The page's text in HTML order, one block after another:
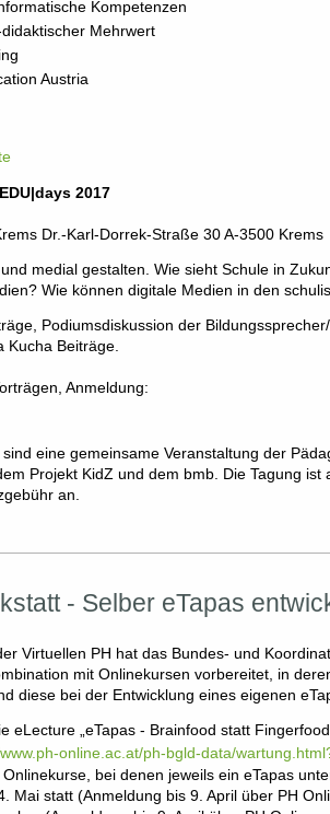
Kompetenzen
Mehrwert
Austria
2017
Dr.-Karl-Dorrek-Straße 30 A-3500 Krems
medial gestalten. Wie sieht Schule in
Wie können digitale Medien in den
Podiumsdiskussion der
Kucha Beiträge.
Anmeldung:
eine gemeinsame Veranstaltung der
Projekt KidZ und dem bmb. Die Tagung
an.
- Selber eTapas
Virtuellen PH hat das Bundes- und
mit Onlinekursen vorbereitet, in
diese bei der Entwicklung eines eigenen
eLecture „eTapas - Brainfood statt
online.ac.at/ph-bgld-data/
bei denen jeweils ein eTapas
Mai statt (Anmeldung bis 9. April über PH